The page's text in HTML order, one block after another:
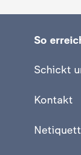
So
Schickt
Kontakt